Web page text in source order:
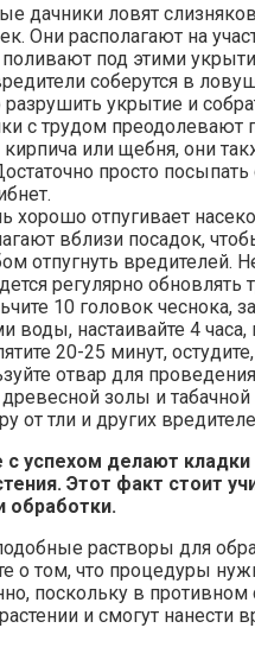
дачники ловят
Они располагают на
поливают под этими
соберутся в
разрушить укрытие и
с трудом преодолевают
кирпича или щебня, они
просто
хорошо отпугивает
вблизи посадок,
отпугнуть вредителей.
регулярно обновлять
10 головок чеснока,
воды, настаивайте 4 часа,
20-25 минут,
отвар для
золы и
от тли и других
успехом делают кладки
Этот факт стоит
обработки.
растворы для
о том, что процедуры
поскольку в противном
и смогут нанести